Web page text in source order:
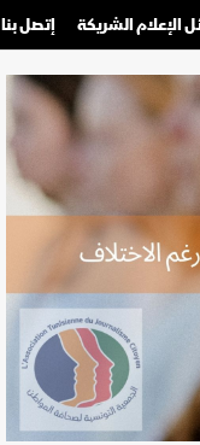
الإعلام الشريكة إتصل بنا